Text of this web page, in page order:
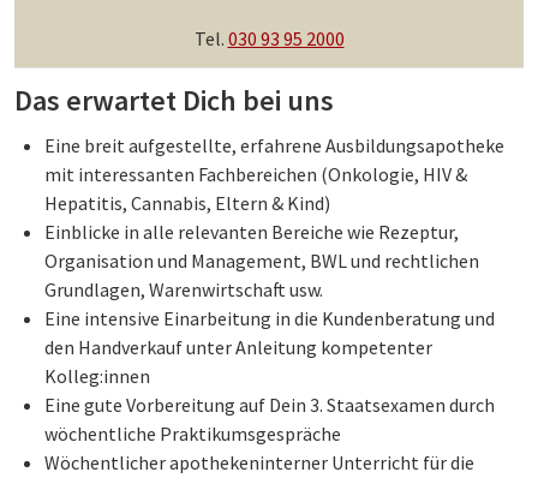
Tel. 030 93 95 2000
Das erwartet Dich bei uns
Eine breit aufgestellte, erfahrene Ausbildungsapotheke
mit interessanten Fachbereichen (Onkologie, HIV &
Hepatitis, Cannabis, Eltern & Kind)
Einblicke in alle relevanten Bereiche wie Rezeptur,
Organisation und Management, BWL und rechtlichen
Grundlagen, Warenwirtschaft usw.
Eine intensive Einarbeitung in die Kundenberatung und
den Handverkauf unter Anleitung kompetenter
Kolleg:innen
Eine gute Vorbereitung auf Dein 3. Staatsexamen durch
wöchentliche Praktikumsgespräche
Wöchentlicher apothekeninterner Unterricht für die